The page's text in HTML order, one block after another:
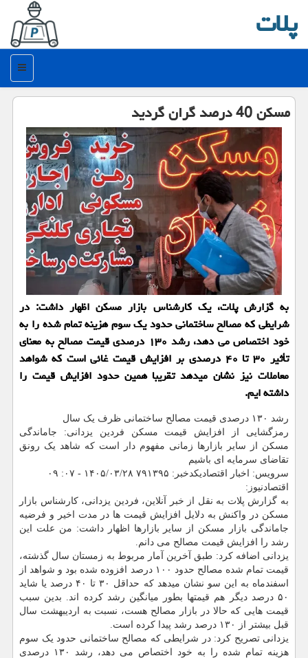
پلات
منو
مسکن 40 درصد گران گردید
به گزارش پلات، یک کارشناس بازار مسکن اظهار داشت: در
شرایطی که مصالح ساختمانی حدود یک سوم هزینه تمام شده را به
خود اختصاص می دهد، رشد ۱۳۰ درصدی قیمت مصالح به معنای
تأثیر ۳۰ تا ۴۰ درصدی بر افزایش قیمت غائی است که شواهد
معاملات نیز نشان میدهد تقریبا همین حدود افزایش قیمت را
داشته ایم.
رشد ۱۳۰ درصدی قیمت مصالح ساختمانی ظرف یک سال
رمزگشایی از افزایش قیمت مسکن فردین یزدانی: جاماندگی
مسکن از سایر بازارها زمانی مفهوم دار است که شاهد یک رونق
تقاضای سرمایه ای باشیم
سرویس: اخبار اقتصادیکدخبر: ۷۹۱۳۹۵ ۱۴۰۵/۰۳/۲۸ - ۰۷: ۰۹
اقتصادنیوز:
به گزارش پلات به نقل از خبر آنلاین، فردین یزدانی، کارشناس بازار
مسکن در واکنش به دلایل افزایش قیمت ها در مدت اخیر و فرضیه
جاماندگی بازار مسکن از سایر بازارها اظهار داشت: من علت این
رشد را افزایش قیمت مصالح می دانم.
یزدانی اضافه کرد: طبق آخرین آمار مربوط به زمستان سال گذشته،
قیمت تمام شده مصالح حدود ۱۰۰ درصد افزوده شده بود و شواهد از
اسفندماه به این سو نشان میدهد که حداقل ۳۰ تا ۴۰ درصد یا شاید
۵۰ درصد دیگر هم قیمتها بطور میانگین رشد کرده اند. بدین سبب
قیمت هایی که حالا در بازار مصالح هست، نسبت به اردیبهشت سال
قبل بیشتر از ۱۳۰ درصد رشد پیدا کرده است.
یزدانی تصریح کرد: در شرایطی که مصالح ساختمانی حدود یک سوم
هزینه تمام شده را به خود اختصاص می دهد، رشد ۱۳۰ درصدی